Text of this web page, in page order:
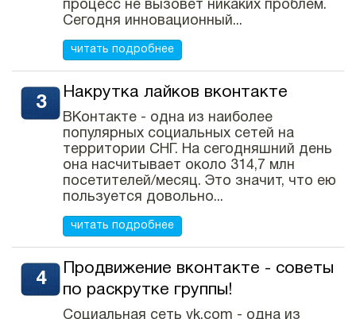
процесс не вызовет никаких проблем.
Сегодня инновационный...
читать подробнее
Накрутка лайков вконтакте
ВКонтакте - одна из наиболее
популярных социальных сетей на
территории СНГ. На сегодняшний день
она насчитывает около 314,7 млн
посетителей/месяц. Это значит, что ею
пользуется довольно...
читать подробнее
Продвижение вконтакте - советы
по раскрутке группы!
Социальная сеть vk.com - одна из